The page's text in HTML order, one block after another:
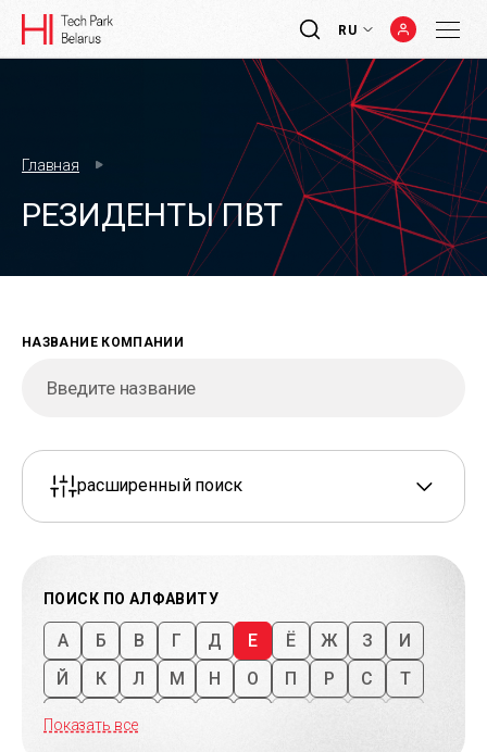
RU
Главная
РЕЗИДЕНТЫ ПВТ
НАЗВАНИЕ КОМПАНИИ
расширенный поиск
ПОИСК ПО АЛФАВИТУ
А Б В Г Д Е Ё Ж З
И
Й
К Л М Н О П Р С
Т
У
Ф Х
Показать все